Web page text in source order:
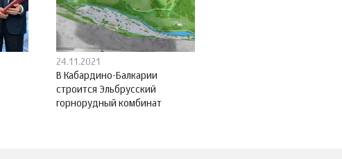
24.11.2021
В Кабардино-Балкарии
строится Эльбрусский
горнорудный комбинат